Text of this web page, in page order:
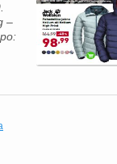
–
do
in